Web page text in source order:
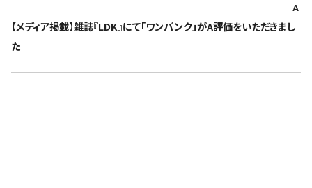
A
【メディア掲載】雑誌『LDK』にて「ワンバンク」がA評価をいただきまし
た